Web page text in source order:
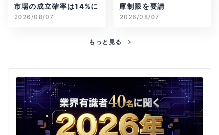
市場の成立確率は14%に
2026/08/07
庫制限を要請
2026/08/07
もっと見る